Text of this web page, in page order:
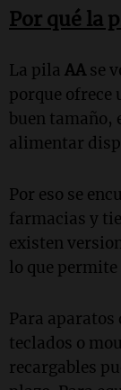
Por qué la
La pila AA se
porque
buen tamaño,
alimentar
Por eso se
farmacias y
existen
lo que permite
Para aparatos
teclados o
recargables